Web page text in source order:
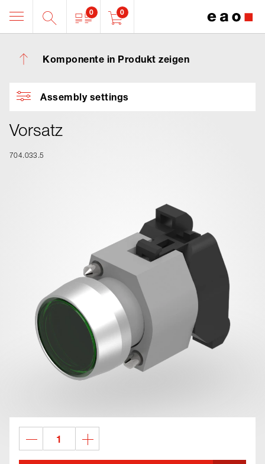
0 0
Komponente in Produkt zeigen
Assembly settings
Vorsatz
704.033.5